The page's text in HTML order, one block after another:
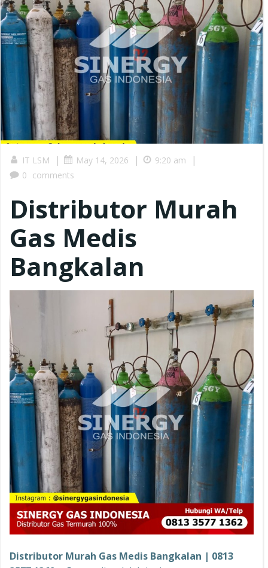
IT LSM | May 14, 2026 | 9:20 am |
0 comments
Distributor Murah
Gas Medis
Bangkalan
Distributor Murah Gas Medis Bangkalan | 0813